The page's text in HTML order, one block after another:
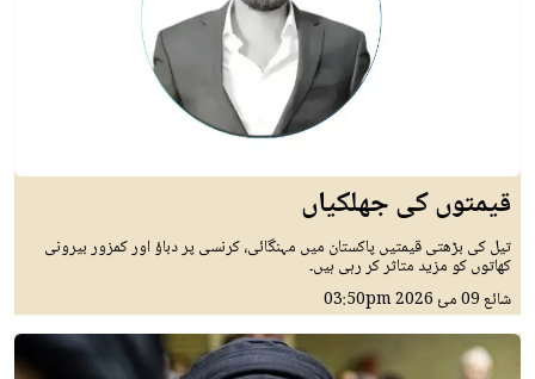
قیمتوں کی جھلکیاں
تیل کی بڑھتی قیمتیں پاکستان میں مہنگائی، کرنسی پر دباؤ اور کمزور بیرونی
کھاتوں کو مزید متاثر کر رہی ہیں۔
شائع09 مئ 2026 03:50pm